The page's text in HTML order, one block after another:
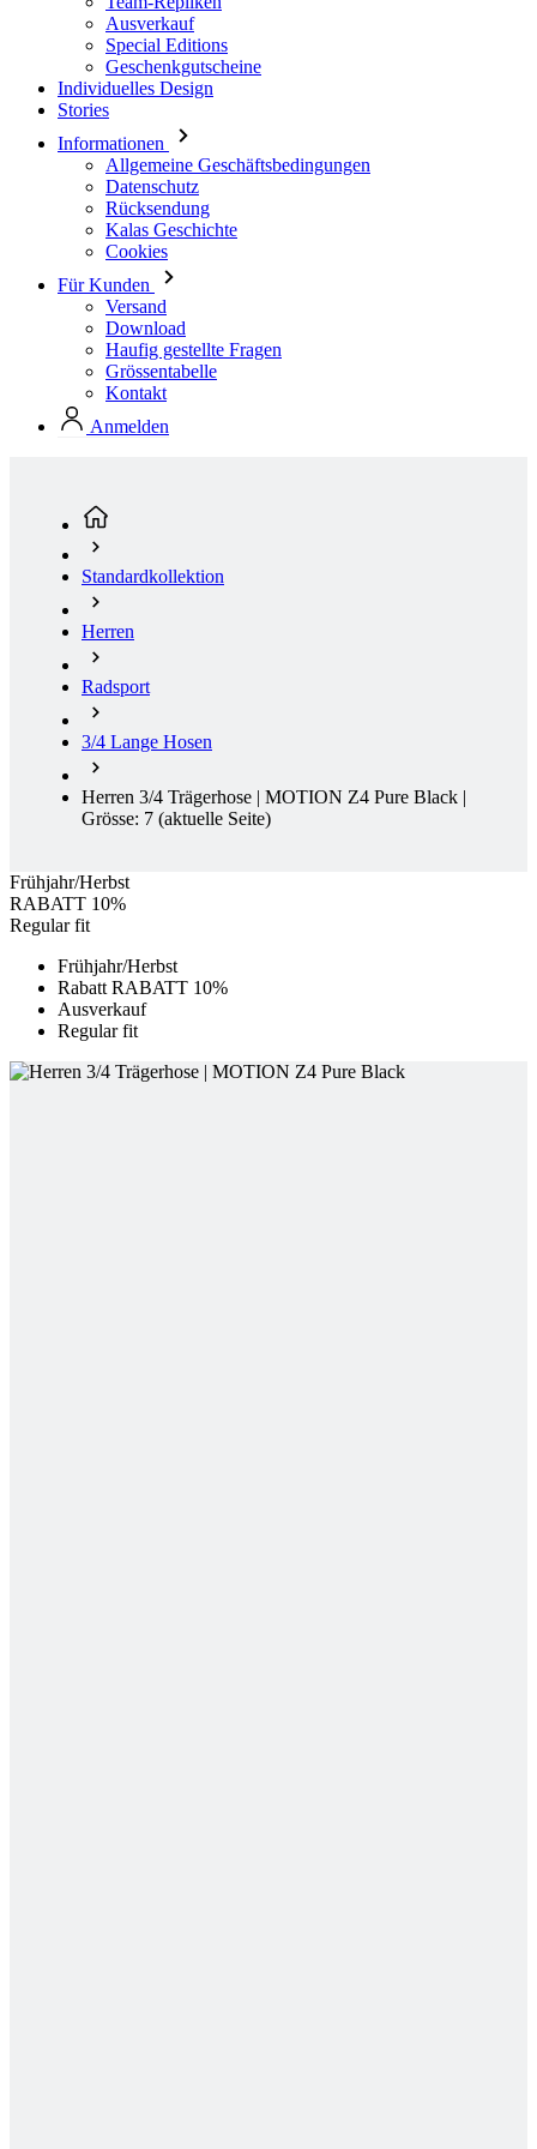
Ausverkauf
Special Editions
Geschenkgutscheine
Individuelles Design
Stories
Informationen
Allgemeine Geschäftsbedingungen
Datenschutz
Rücksendung
Kalas Geschichte
Cookies
Für Kunden
Versand
Download
Haufig gestellte Fragen
Grössentabelle
Kontakt
Anmelden
Standardkollektion
Herren
Radsport
3/4 Lange Hosen
Herren 3/4 Trägerhose | MOTION Z4 Pure Black |
Grösse: 7 (aktuelle Seite)
Frühjahr/Herbst
RABATT 10%
Regular fit
Frühjahr/Herbst
Rabatt RABATT 10%
Ausverkauf
Regular fit